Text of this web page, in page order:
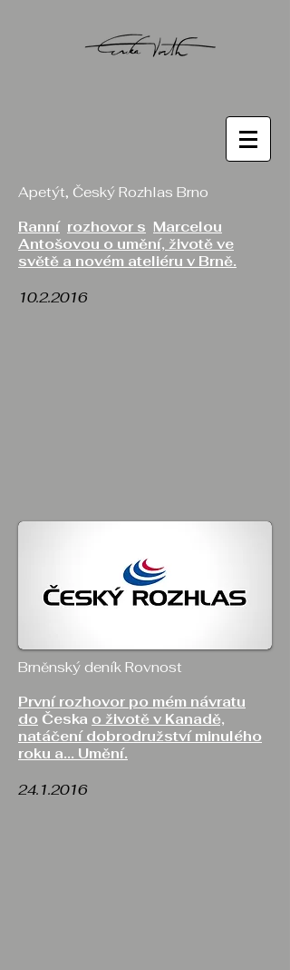
Apetýt, Český Rozhlas Brno
Ranní rozhovor s Marcelou
Antošovou o umění, životě ve
světě a novém ateliéru v Brně.
10.2.2016
Brněnský deník Rovnost
První rozhovor po mém návratu
do Česka o životě v Kanadě,
natáčení dobrodružství minulého
roku a... Umění.
24.1.2016